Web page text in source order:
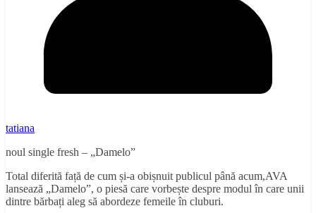
tatiana
noul single fresh – „Damelo”
Total diferită față de cum și-a obișnuit publicul până acum,AVA
lansează „Damelo”, o piesă care vorbește despre modul în care unii
dintre bărbați aleg să abordeze femeile în cluburi.